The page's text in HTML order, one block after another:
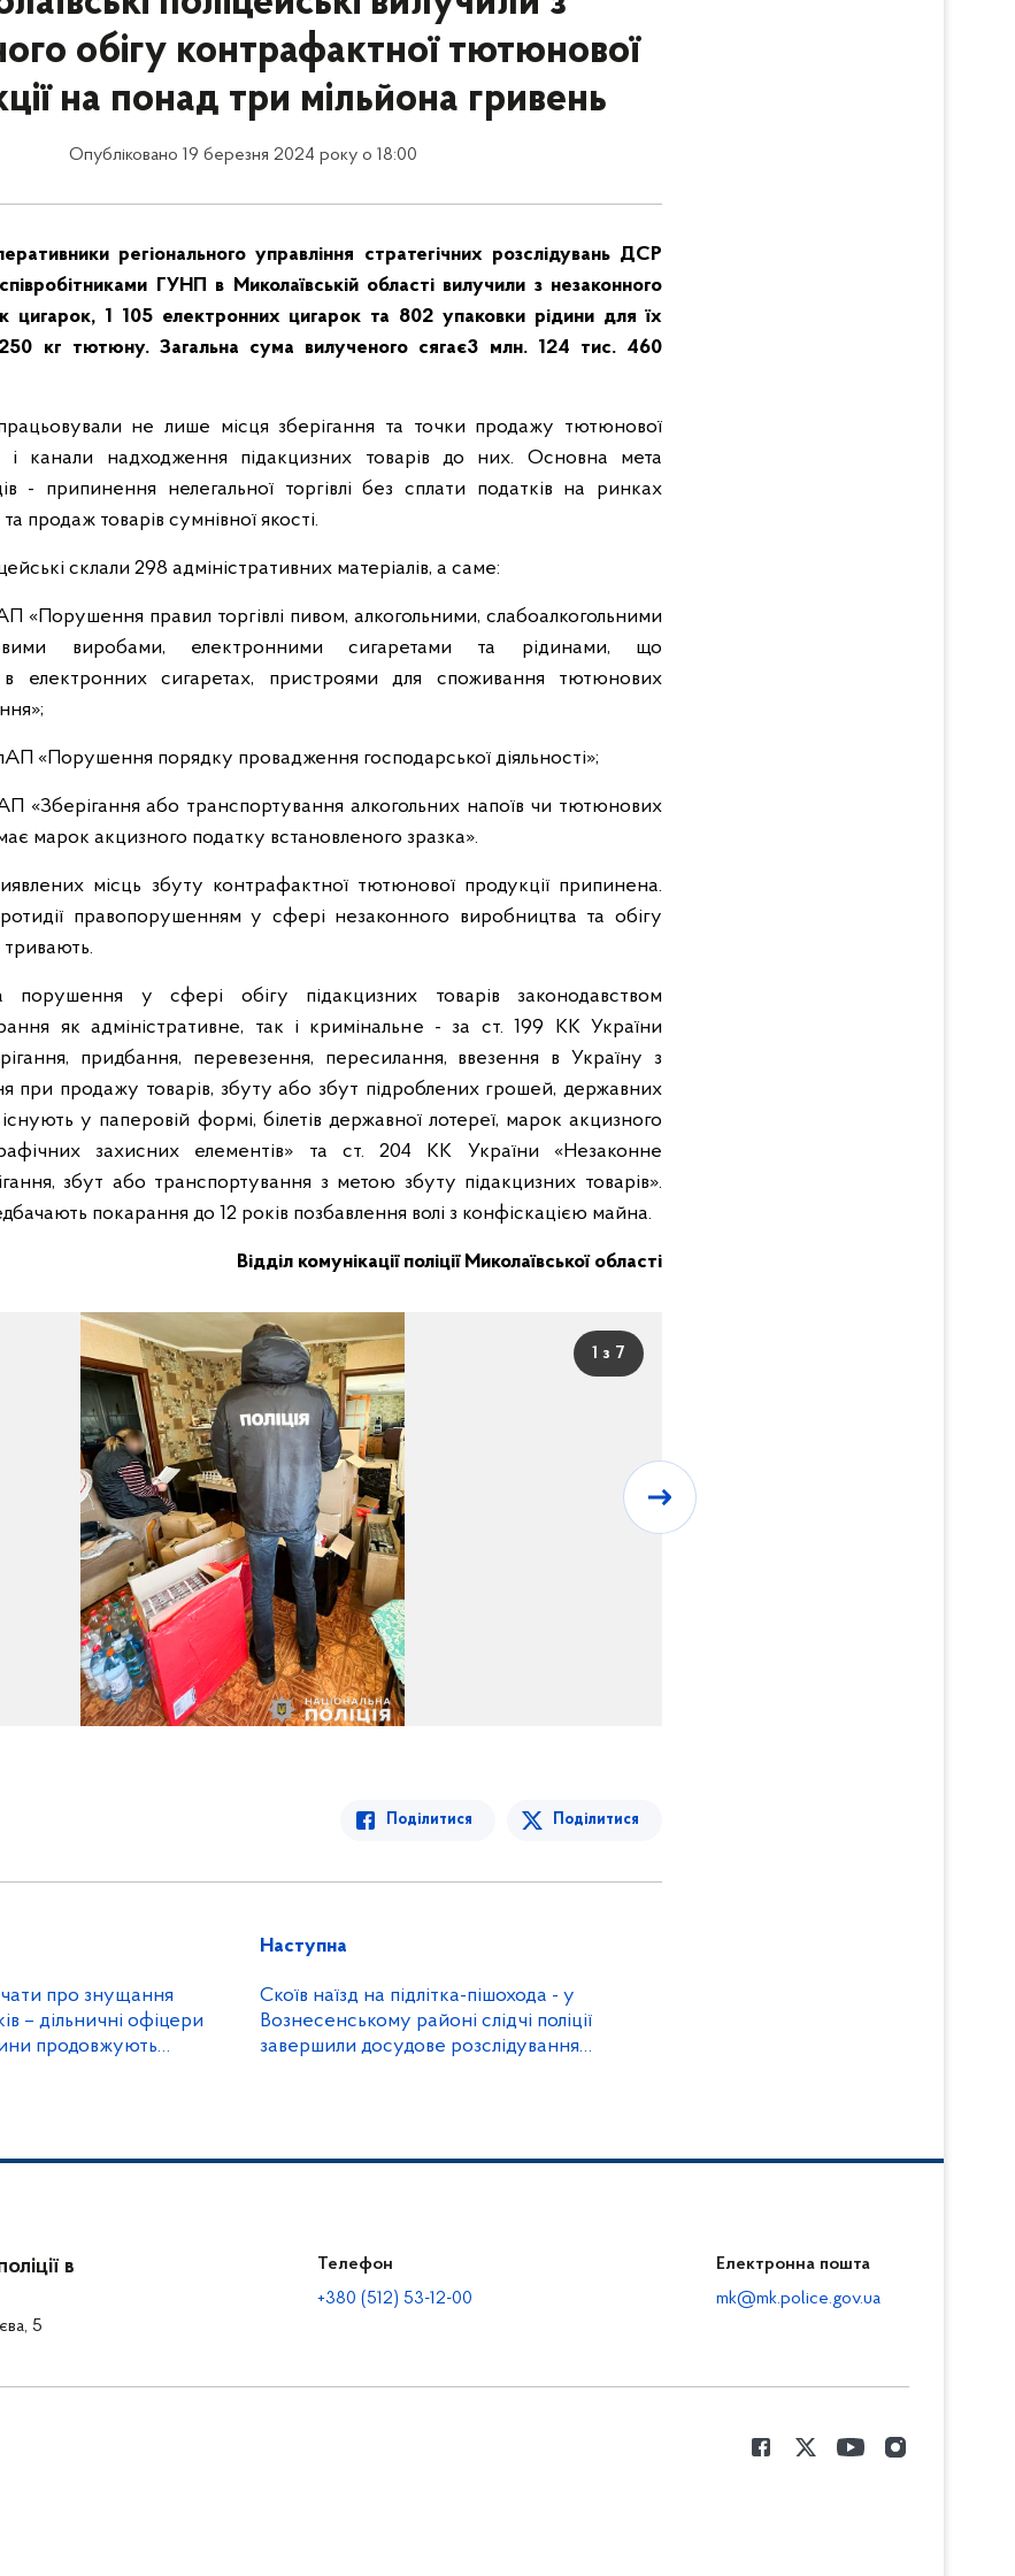
обігу контрафактної тютюнової
на понад три мільйона гривень
Опубліковано 19 березня 2024 року о 18:00
регіонального управління стратегічних розслідувань ДСР
ГУНП в Миколаївській області вилучили з незаконного
цигарок, 1 105 електронних цигарок та 802 упаковки рідини для їх
кг тютюну. Загальна сума вилученого сягає3 млн. 124 тис. 460
не лише місця зберігання та точки продажу тютюнової
і канали надходження підакцизних товарів до них. Основна мета
- припинення нелегальної торгівлі без сплати податків на ринках
продаж товарів сумнівної якості.
склали 298 адміністративних матеріалів, а саме:
«Порушення правил торгівлі пивом, алкогольними, слабоалкогольними
виробами, електронними сигаретами та рідинами, що
в електронних сигаретах, пристроями для споживання тютюнових
«Порушення порядку провадження господарської діяльності»;
«Зберігання або транспортування алкогольних напоїв чи тютюнових
марок акцизного податку встановленого зразка».
місць збуту контрафактної тютюнової продукції припинена.
правопорушенням у сфері незаконного виробництва та обігу
у сфері обігу підакцизних товарів законодавством
як адміністративне, так і кримінальне - за ст. 199 КК України
придбання, перевезення, пересилання, ввезення в Україну з
при продажу товарів, збуту або збут підроблених грошей, державних
у паперовій формі, білетів державної лотереї, марок акцизного
захисних елементів» та ст. 204 КК України «Незаконне
збут або транспортування з метою збуту підакцизних товарів».
покарання до 12 років позбавлення волі з конфіскацією майна.
Відділ комунікації поліції Миколаївської області
1 з 7
Поділитися Поділитися
про знущання
– дільничні офіцери
продовжують
Наступна
Скоїв наїзд на підлітка-пішохода - у
Вознесенському районі слідчі поліції
завершили досудове розслідування
в
5
Телефон
+380 (512) 53-12-00
Електронна пошта
mk@mk.police.gov.ua